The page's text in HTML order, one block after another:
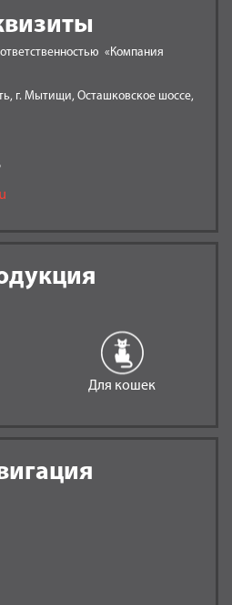
«Компания
г. Мытищи, Осташковское шоссе,
Для кошек